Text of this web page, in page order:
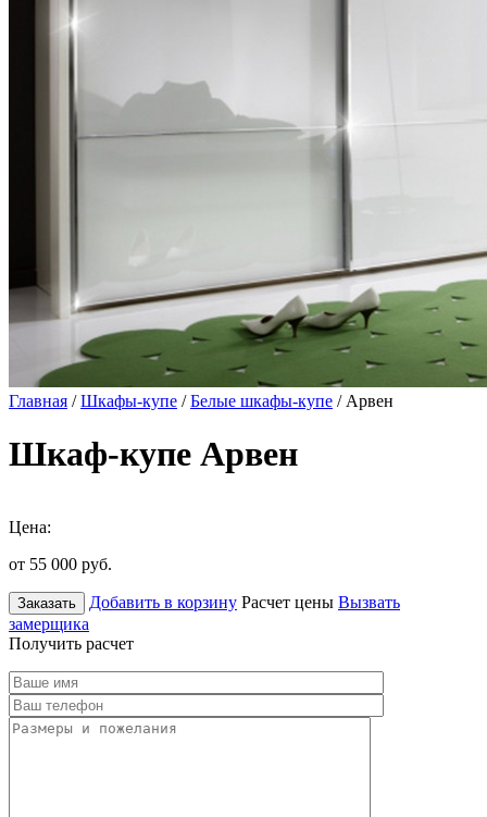
Главная /Шкафы-купе /Белые шкафы-купе / Арвен
Шкаф-купе Арвен
Цена:
от 55 000 руб.
Заказать Добавить в корзину Расчет цены Вызвать
замерщика
Получить расчет